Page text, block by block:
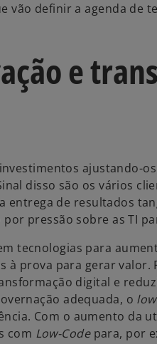
vão definir a agenda de
e
ajustando-
disso são os vários
entrega de resultados
pressão sobre as TI
tecnologias para
à prova para gerar
digital e
adequada, o
Com o aumento da
com Low-Codepara, por